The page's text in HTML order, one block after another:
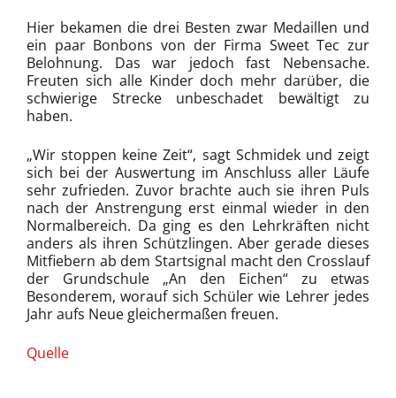
Hier bekamen die drei Besten zwar Medaillen und
ein paar Bonbons von der Firma Sweet Tec zur
Belohnung. Das war jedoch fast Nebensache.
Freuten sich alle Kinder doch mehr darüber, die
schwierige Strecke unbeschadet bewältigt zu
haben.
„Wir stoppen keine Zeit“, sagt Schmidek und zeigt
sich bei der Auswertung im Anschluss aller Läufe
sehr zufrieden. Zuvor brachte auch sie ihren Puls
nach der Anstrengung erst einmal wieder in den
Normalbereich. Da ging es den Lehrkräften nicht
anders als ihren Schützlingen. Aber gerade dieses
Mitfiebern ab dem Startsignal macht den Crosslauf
der Grundschule „An den Eichen“ zu etwas
Besonderem, worauf sich Schüler wie Lehrer jedes
Jahr aufs Neue gleichermaßen freuen.
Quelle